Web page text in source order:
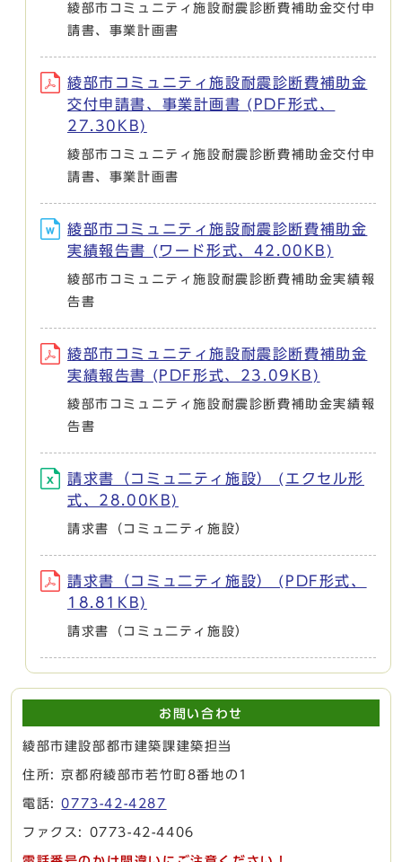
綾部市コミュニティ施設耐震診断費補助金交付申
請書、事業計画書
綾部市コミュニティ施設耐震診断費補助金
交付申請書、事業計画書 (PDF形式、
27.30KB)
綾部市コミュニティ施設耐震診断費補助金交付申
請書、事業計画書
綾部市コミュニティ施設耐震診断費補助金
実績報告書 (ワード形式、42.00KB)
綾部市コミュニティ施設耐震診断費補助金実績報
告書
綾部市コミュニティ施設耐震診断費補助金
実績報告書 (PDF形式、23.09KB)
綾部市コミュニティ施設耐震診断費補助金実績報
告書
請求書（コミュ二ティ施設） (エクセル形
式、28.00KB)
請求書（コミュ二ティ施設）
請求書（コミュ二ティ施設） (PDF形式、
18.81KB)
請求書（コミュ二ティ施設）
お問い合わせ
綾部市建設部都市建築課建築担当
住所: 京都府綾部市若竹町8番地の1
電話:0773-42-4287
ファクス: 0773-42-4406